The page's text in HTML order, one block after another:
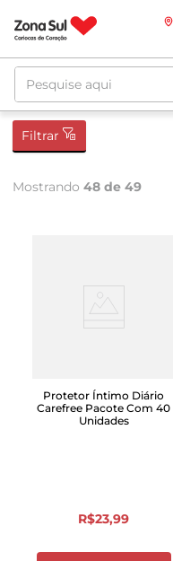
Pesquise aqui
Filtrar
Mostrando 48 de 49
Protetor Íntimo Diário
Carefree Pacote Com 40
Unidades
R$23,99